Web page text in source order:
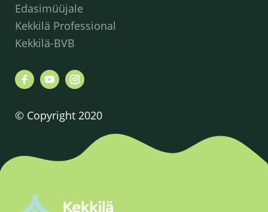
Edasimüüjale
Kekkilä Professional
Kekkilä-BVB
© Copyright 2020